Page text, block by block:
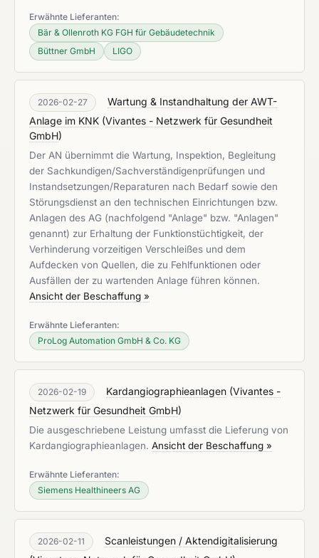
Erwähnte Lieferanten:
Bär & Ollenroth KG FGH für Gebäudetechnik
Büttner GmbH
LIGO
2026-02-27
Wartung & Instandhaltung der AWT-
Anlage im KNK (Vivantes - Netzwerk für Gesundheit
GmbH)
Der AN übernimmt die Wartung, Inspektion, Begleitung
der Sachkundigen/Sachverständigenprüfungen und
Instandsetzungen/Reparaturen nach Bedarf sowie den
Störungsdienst an den technischen Einrichtungen bzw.
Anlagen des AG (nachfolgend "Anlage" bzw. "Anlagen"
genannt) zur Erhaltung der Funktionstüchtigkeit, der
Verhinderung vorzeitigen Verschleißes und dem
Aufdecken von Quellen, die zu Fehlfunktionen oder
Ausfällen der zu wartenden Anlage führen können.
Ansicht der Beschaffung »
Erwähnte Lieferanten:
ProLog Automation GmbH & Co. KG
2026-02-19 Kardangiographieanlagen (Vivantes -
Netzwerk für Gesundheit GmbH)
Die ausgeschriebene Leistung umfasst die Lieferung von
Kardangiographieanlagen. Ansicht der Beschaffung »
Erwähnte Lieferanten:
Siemens Healthineers AG
2026-02-11
Scanleistungen / Aktendigitalisierung